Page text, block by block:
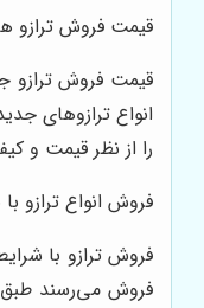
قیمت فروش ترازو
قیمت فروش ترازو
انواع ترازوهای
را از نظر قیمت و
فروش انواع ترازو
فروش ترازو با
فروش می‌رسند طبق